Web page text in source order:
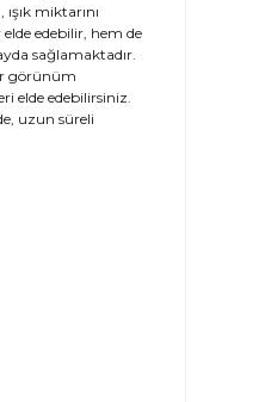
miktarını
edebilir, hem de
sağlamaktadır.
görünüm
elde edebilirsiniz.
uzun süreli